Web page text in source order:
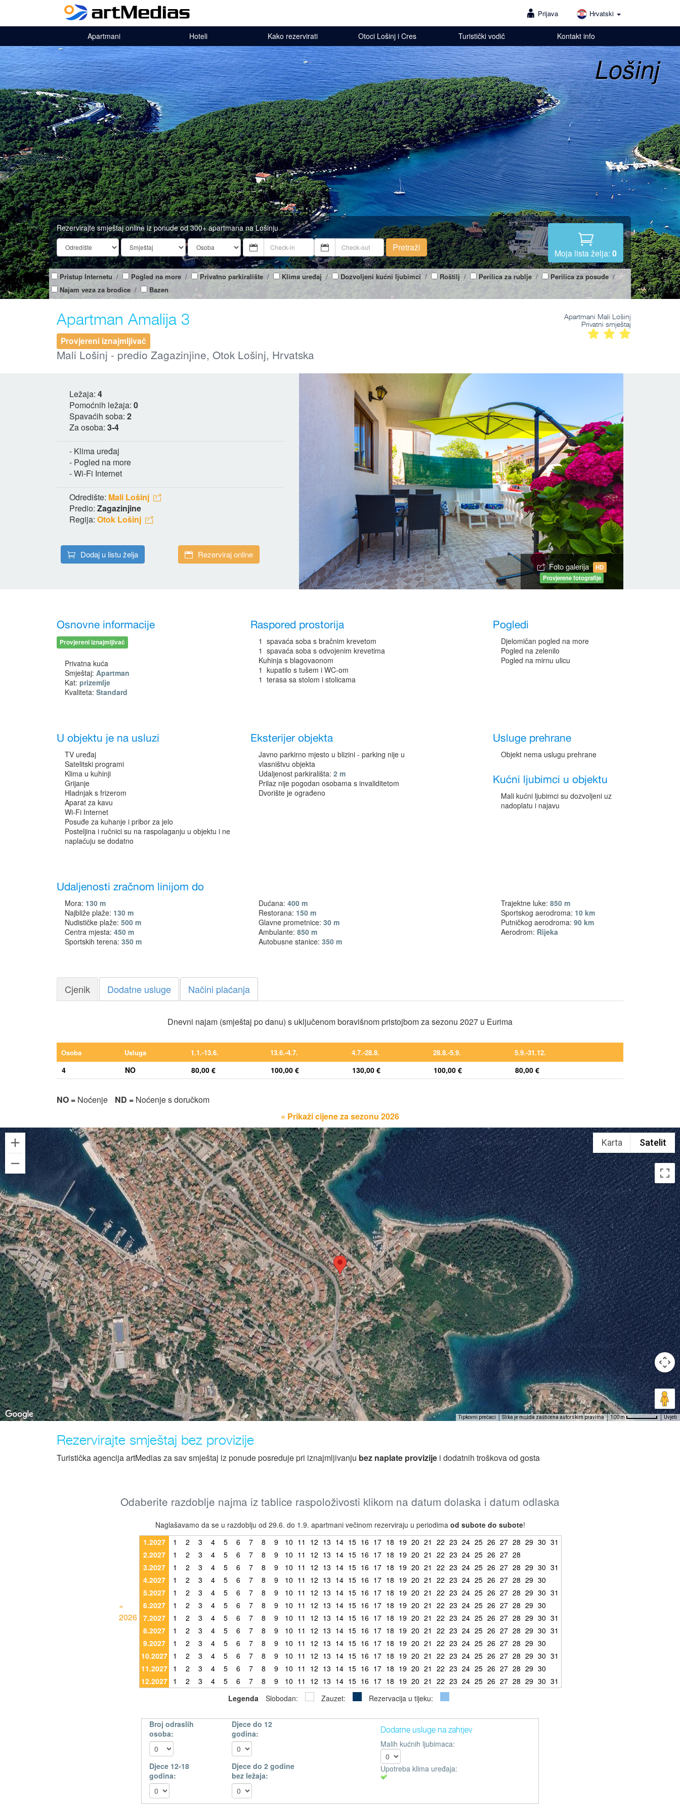
Prijava Hrvatski
Apartmani Hoteli Kako rezervirati Otoci Lošinj i Cres Turistički vodič Kontakt info
Lošinj
Rezervirajte smještaj online iz ponude od 300+ apartmana na Lošinju
Pretraži
Moja lista želja: 0
Pristup Internetu / Pogled na more / Privatno parkiralište / Klima uređaj / Dozvoljeni kućni ljubimci/ Roštilj / Perilica za rublje / Perilica za posuđe/
Najam veza za brodice / Bazen
Apartman Amalija 3
Provjereni iznajmljivač
Mali Lošinj - predio Zagazinjine, Otok Lošinj, Hrvatska
Apartmani Mali Lošinj
Privatni smještaj
Ležaja: 4
Pomoćnih ležaja: 0
Spavaćih soba: 2
Za osoba: 3-4
- Klima uređaj
- Pogled na more
- Wi-Fi Internet
Odredište: Mali Lošinj
Predio: Zagazinjine
Regija: Otok Lošinj
Dodaj u listu želja
Rezerviraj online
Foto galerija HD
Provjerene fotografije
Osnovne informacije
Provjereni iznajmljivač
Privatna kuća
Smještaj: Apartman
Kat: prizemlje
Kvaliteta: Standard
Raspored prostorija
1 spavaća soba s bračnim krevetom
1 spavaća soba s odvojenim krevetima
Kuhinja s blagovaonom
1 kupatilo s tušem i WC-om
1 terasa sa stolom i stolicama
Pogledi
Djelomičan pogled na more
Pogled na zelenilo
Pogled na mirnu ulicu
U objektu je na usluzi
TV uređaj
Satelitski programi
Klima u kuhinji
Grijanje
Hladnjak s frizerom
Aparat za kavu
Wi-Fi Internet
Posuđe za kuhanje i pribor za jelo
Posteljina i ručnici su na raspolaganju u objektu i ne
naplaćuju se dodatno
Eksterijer objekta
Javno parkirno mjesto u blizini - parking nije u
vlasništvu objekta
Udaljenost parkirališta:2 m
Prilaz nije pogodan osobama s invaliditetom
Dvorište je ograđeno
Usluge prehrane
Objekt nema uslugu prehrane
Kućni ljubimci u objektu
Mali kućni ljubimci su dozvoljeni uz
nadoplatu i najavu
Udaljenosti zračnom linijom do
Mora: 130 m
Najbliže plaže: 130 m
Nudističke plaže: 500 m
Centra mjesta: 450 m
Sportskih terena: 350 m
Dućana:400 m
Restorana: 150 m
Glavne prometnice:30 m
Ambulante:850 m
Autobusne stanice:350 m
Trajektne luke:850 m
Sportskog aerodroma: 10 km
Putničkog aerodroma:90 km
Aerodrom: Rijeka
Cjenik Dodatne usluge Načini plaćanja
Dnevni najam (smještaj po danu) s uključenom boravišnom pristojbom za sezonu 2027 u Eurima
Osoba Usluga 1.1.-13.6. 13.6.-4.7. 4.7.-28.8. 28.8.-5.9. 5.9.-31.12.
4 NO 80,00 € 100,00 € 130,00 € 100,00 € 80,00 €
NO = Noćenje ND = Noćenje s doručkom
« Prikaži cijene za sezonu 2026
Karta Satelit
Tipkovni prečaci Slika je možda zaštićena autorskim pravima 100 m Uvjeti
Rezervirajte smještaj bez provizije
Turistička agencija artMedias za sav smještaj iz ponude posreduje pri iznajmljivanju bez naplate provizije i dodatnih troškova od gosta
Odaberite razdoblje najma iz tablice raspoloživosti klikom na datum dolaska i datum odlaska
Naglašavamo da se u razdoblju od 29.6. do 1.9. apartmani večinom rezerviraju u periodima od subote do subote!
«
2026
1.2027 1 2 3 4 5 6 7 8 9 10 11 12 13 14 15 16 17 18 19 20 21 22 23 24 25 26 27 28 29 30 31
2.2027
1 2 3 4 5 6 7 8 9 10 11 12 13 14 15 16 17 18 19 20 21 22 23 24 25 26 27 28
3.2027
1 2 3 4 5 6 7 8 9 10 11 12 13 14 15 16 17 18 19 20 21 22 23 24 25 26 27 28 29 30 31
4.2027
1 2 3 4 5 6 7 8 9 10 11 12 13 14 15 16 17 18 19 20 21 22 23 24 25 26 27 28 29 30
5.2027
1 2 3 4 5 6 7 8 9 10 11 12 13 14 15 16 17 18 19 20 21 22 23 24 25 26 27 28 29 30 31
6.2027
1 2 3 4 5 6 7 8 9 10 11 12 13 14 15 16 17 18 19 20 21 22 23 24 25 26 27 28 29 30
7.2027
1 2 3 4 5 6 7 8 9 10 11 12 13 14 15 16 17 18 19 20 21 22 23 24 25 26 27 28 29 30 31
8.2027
1 2 3 4 5 6 7 8 9 10 11 12 13 14 15 16 17 18 19 20 21 22 23 24 25 26 27 28 29 30 31
9.2027
1 2 3 4 5 6 7 8 9 10 11 12 13 14 15 16 17 18 19 20 21 22 23 24 25 26 27 28 29 30
10.2027
1 2 3 4 5 6 7 8 9 10 11 12 13 14 15 16 17 18 19 20 21 22 23 24 25 26 27 28 29 30 31
11.2027
1 2 3 4 5 6 7 8 9 10 11 12 13 14 15 16 17 18 19 20 21 22 23 24 25 26 27 28 29 30
12.2027
1 2 3 4 5 6 7 8 9 10 11 12 13 14 15 16 17 18 19 20 21 22 23 24 25 26 27 28 29 30 31
Legenda
Slobodan: Zauzet: Rezervacija u tijeku:
Broj odraslih
osoba:
Djece 12-18
godina:
Djece do 12
godina:
Djece do 2 godine
bez ležaja:
Dodatne usluge na zahtjev
Malih kućnih ljubimaca:
Upotreba klima uređaja: